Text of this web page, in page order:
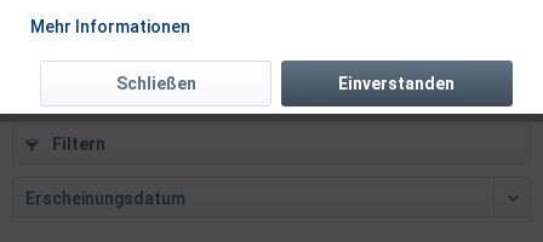
Filtern
Mehr Informationen
Einverstanden
Schließen